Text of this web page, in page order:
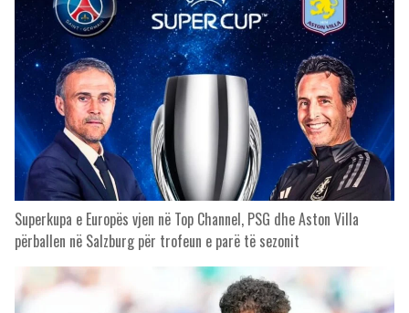
Superkupa e Europës vjen në Top Channel, PSG dhe Aston Villa
përballen në Salzburg për trofeun e parë të sezonit